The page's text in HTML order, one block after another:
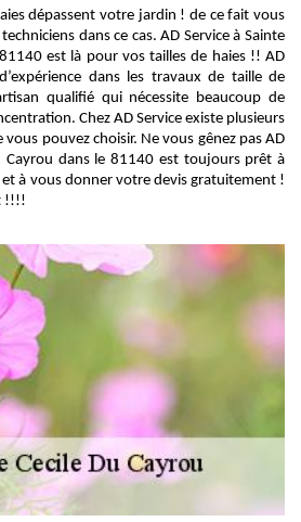
dépassent votre jardin ! de ce fait vous
dans ce cas. AD Service à Sainte
est là pour vos tailles de haies !! AD
dans les travaux de taille de
qualifié qui nécessite beaucoup de
Chez AD Service existe plusieurs
pouvez choisir. Ne vous gênez pas AD
Cayrou dans le 81140 est toujours prêt à
à vous donner votre devis gratuitement !
!!!!